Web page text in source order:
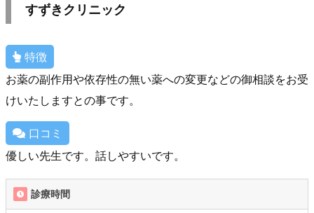
すずきクリニック
特徴
お薬の副作用や依存性の無い薬への変更などの御相談をお受
けいたしますとの事です。
口コミ
優しい先生です。話しやすいです。
診療時間